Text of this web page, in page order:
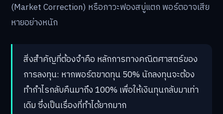
(Market Correction) หรือภาวะฟองสบู่แตก พอร์ตอาจเสีย
หายอย่างหนัก
สิ่งสำคัญที่ต้องจำคือ หลักการทางคณิตศาสตร์ของ
การลงทุน: หากพอร์ตขาดทุน 50% นักลงทุนจะต้อง
ทำกำไรกลับคืนมาถึง 100% เพื่อให้เงินทุนกลับมาเท่า
เดิม ซึ่งเป็นเรื่องที่ทำได้ยากมาก